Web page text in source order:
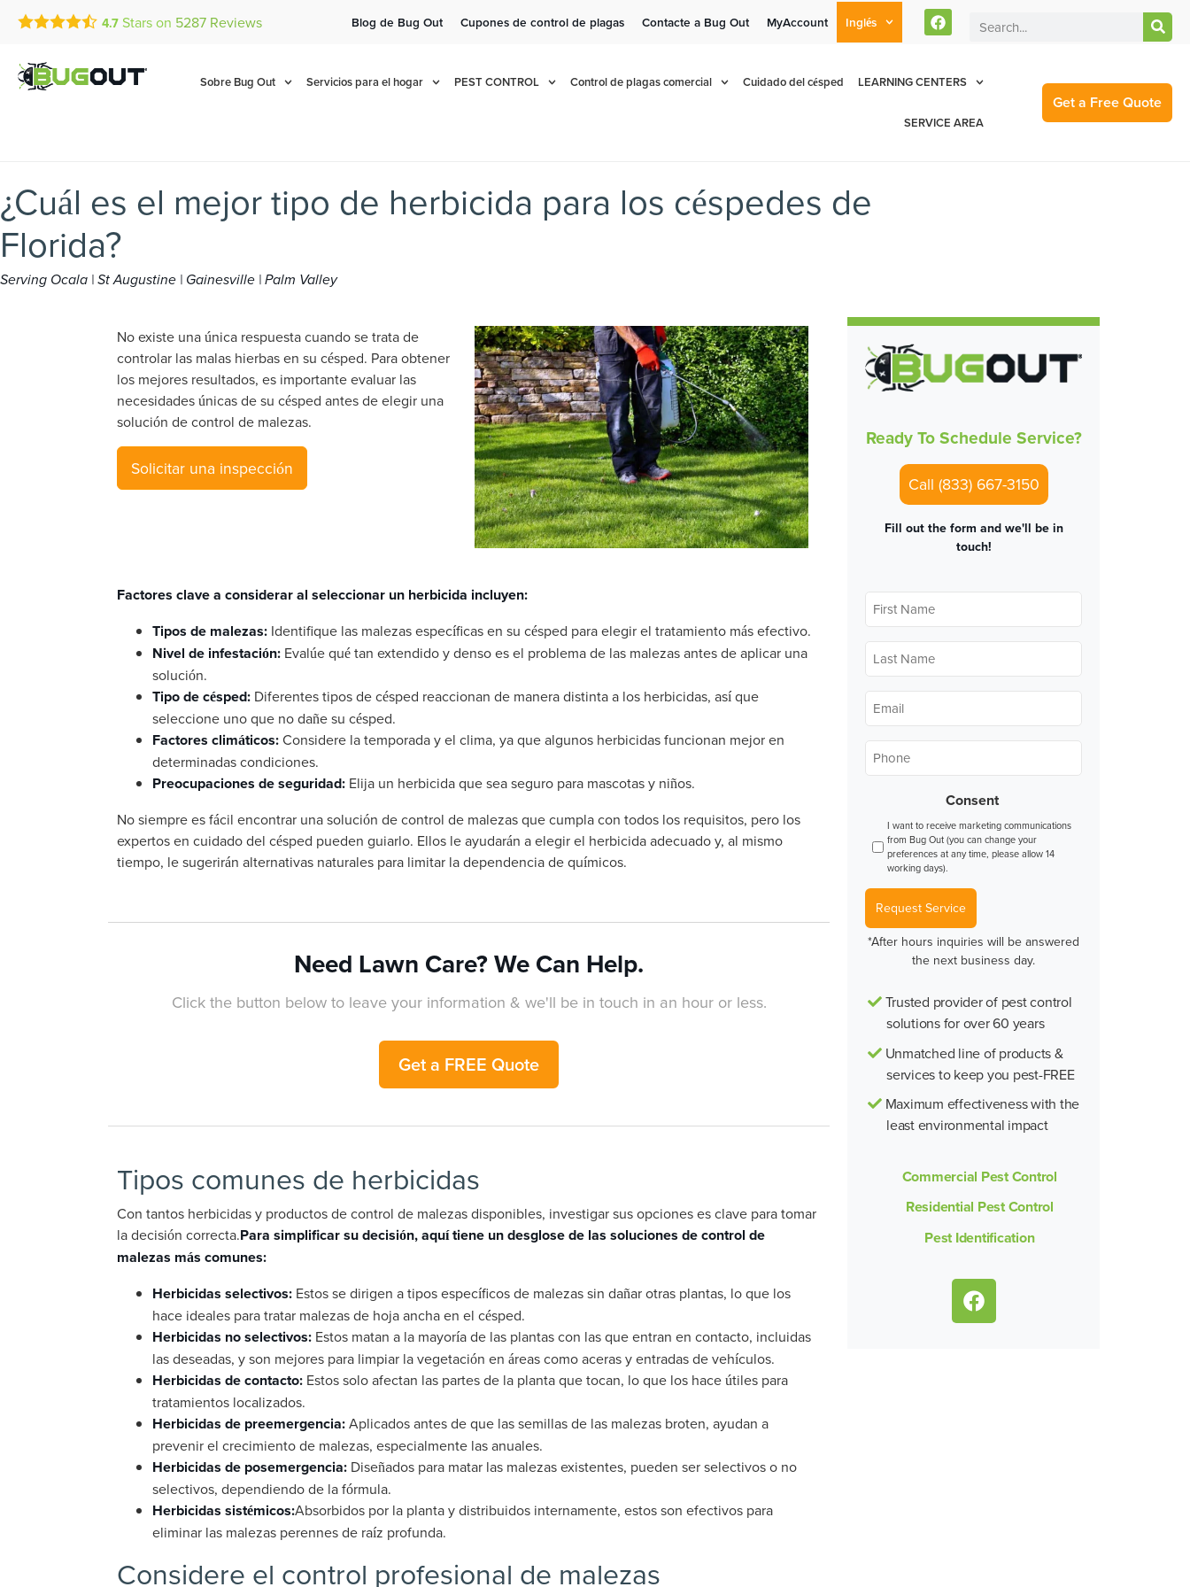
Call Today for a Free Quote!
(833) 667-3150
Current Customers Can Text Us!
877-284-6881
4.7 Stars on 5287 Reviews Blog de Bug Out Cupones de control de plagas Contacte a Bug Out MyAccount Inglés
Sobre Bug Out Servicios para el hogar PEST CONTROL Control de plagas comercial Cuidado del césped LEARNING CENTERS
SERVICE AREA
Get a Free Quote
¿Cuál es el mejor tipo de herbicida para los céspedes de
Florida?
Serving Ocala | St Augustine | Gainesville | Palm Valley
No existe una única respuesta cuando se trata de
controlar las malas hierbas en su césped. Para obtener
los mejores resultados, es importante evaluar las
necesidades únicas de su césped antes de elegir una
solución de control de malezas.
Solicitar una inspección
Factores clave a considerar al seleccionar un herbicida incluyen:
Tipos de malezas: Identifique las malezas específicas en su césped para elegir el tratamiento más efectivo.
Nivel de infestación: Evalúe qué tan extendido y denso es el problema de las malezas antes de aplicar una
solución.
Tipo de césped: Diferentes tipos de césped reaccionan de manera distinta a los herbicidas, así que
seleccione uno que no dañe su césped.
Factores climáticos:Considere la temporada y el clima, ya que algunos herbicidas funcionan mejor en
determinadas condiciones.
Preocupaciones de seguridad: Elija un herbicida que sea seguro para mascotas y niños.
No siempre es fácil encontrar una solución de control de malezas que cumpla con todos los requisitos, pero los
expertos en cuidado del césped pueden guiarlo. Ellos le ayudarán a elegir el herbicida adecuado y, al mismo
tiempo, le sugerirán alternativas naturales para limitar la dependencia de químicos.
Need Lawn Care? We Can Help.
Click the button below to leave your information & we'll be in touch in an hour or less.
Get a FREE Quote
Tipos comunes de herbicidas
Con tantos herbicidas y productos de control de malezas disponibles, investigar sus opciones es clave para tomar
la decisión correcta.Para simplificar su decisión, aquí tiene un desglose de las soluciones de control de
malezas más comunes:
Herbicidas selectivos: Estos se dirigen a tipos específicos de malezas sin dañar otras plantas, lo que los
hace ideales para tratar malezas de hoja ancha en el césped.
Herbicidas no selectivos: Estos matan a la mayoría de las plantas con las que entran en contacto, incluidas
las deseadas, y son mejores para limpiar la vegetación en áreas como aceras y entradas de vehículos.
Herbicidas de contacto: Estos solo afectan las partes de la planta que tocan, lo que los hace útiles para
tratamientos localizados.
Herbicidas de preemergencia:Aplicados antes de que las semillas de las malezas broten, ayudan a
prevenir el crecimiento de malezas, especialmente las anuales.
Herbicidas de posemergencia: Diseñados para matar las malezas existentes, pueden ser selectivos o no
selectivos, dependiendo de la fórmula.
Herbicidas sistémicos:Absorbidos por la planta y distribuidos internamente, estos son efectivos para
eliminar las malezas perennes de raíz profunda.
Considere el control profesional de malezas
Ready To Schedule Service?
Call (833) 667-3150
Fill out the form and we'll be in
touch!
First
Name*
Last
Name*
Email *
Phone
Consent
I want to receive marketing communications
from Bug Out (you can change your
preferences at any time, please allow 14
working days).
Request Service
*After hours inquiries will be answered
the next business day.
Trusted provider of pest control
solutions for over 60 years
Unmatched line of products &
services to keep you pest-FREE
Maximum effectiveness with the
least environmental impact
Commercial Pest Control
Residential Pest Control
Pest Identification